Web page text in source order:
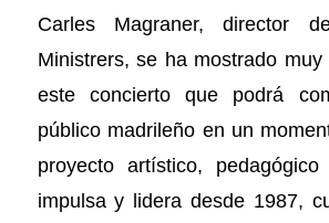
Carles Magraner, director
Ministrers, se ha mostrado muy
este concierto que podrá
público madrileño en un
proyecto artístico,
impulsa y lidera desde 1987,